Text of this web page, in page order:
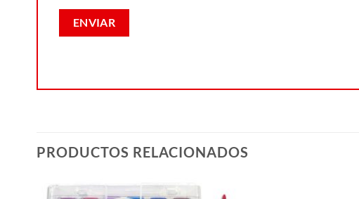
PRODUCTOS RELACIONADOS